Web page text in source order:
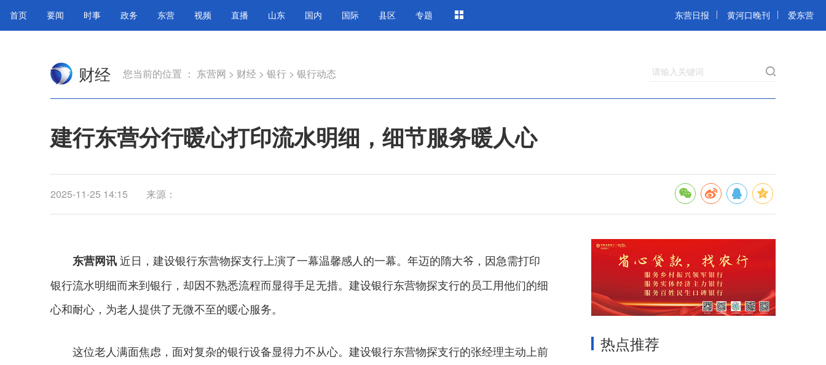
首页 要闻 时事 政务 东营 视频 直播 山东 国内 国际 县区 专题 东营日报 黄河口晚刊 爱东营
财经 您当前的位置 ： 东营网 > 财经 > 银行 > 银行动态 请输入关键词
建行东营分行暖心打印流水明细，细节服务暖人心
2025-11-25 14:15 来源：
东营网讯近日，建设银行东营物探支行上演了一幕温馨感人的一幕。年迈的隋大爷，因急需打印
银行流水明细而来到银行，却因不熟悉流程而显得手足无措。建设银行东营物探支行的员工用他们的细
心和耐心，为老人提供了无微不至的暖心服务。
这位老人满面焦虑，面对复杂的银行设备显得力不从心。建设银行东营物探支行的张经理主动上前
热点推荐